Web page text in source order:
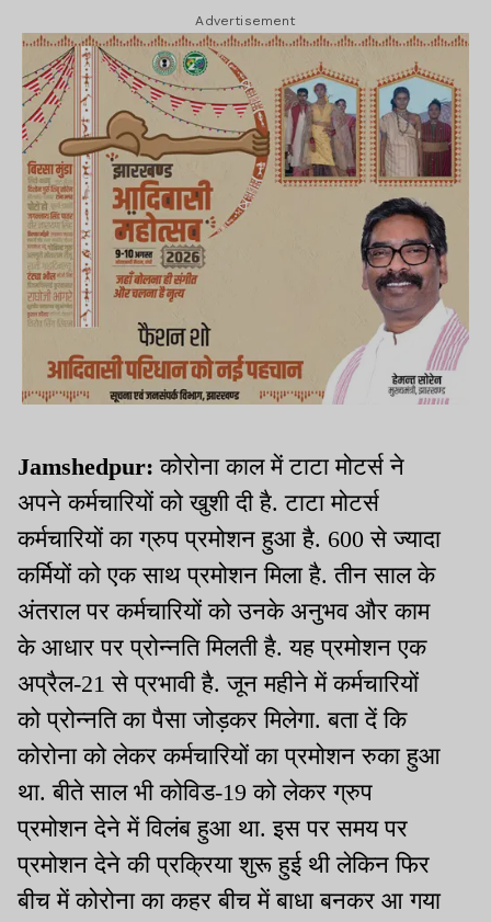
Advertisement
Jamshedpur: कोरोना काल में टाटा मोटर्स ने
अपने कर्मचारियों को खुशी दी है. टाटा मोटर्स
कर्मचारियों का ग्रुप प्रमोशन हुआ है. 600 से ज्यादा
कर्मियों को एक साथ प्रमोशन मिला है. तीन साल के
अंतराल पर कर्मचारियों को उनके अनुभव और काम
के आधार पर प्रोन्नति मिलती है. यह प्रमोशन एक
अप्रैल-21 से प्रभावी है. जून महीने में कर्मचारियों
को प्रोन्नति का पैसा जोड़कर मिलेगा. बता दें कि
कोरोना को लेकर कर्मचारियों का प्रमोशन रुका हुआ
था. बीते साल भी कोविड-19 को लेकर ग्रुप
प्रमोशन देने में विलंब हुआ था. इस पर समय पर
प्रमोशन देने की प्रक्रिया शुरू हुई थी लेकिन फिर
बीच में कोरोना का कहर बीच में बाधा बनकर आ गया